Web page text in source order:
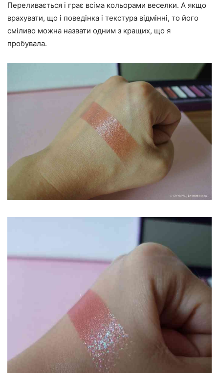
Переливається і грає всіма кольорами веселки. А якщо
врахувати, що і поведінка і текстура відмінні, то його
сміливо можна назвати одним з кращих, що я
пробувала.